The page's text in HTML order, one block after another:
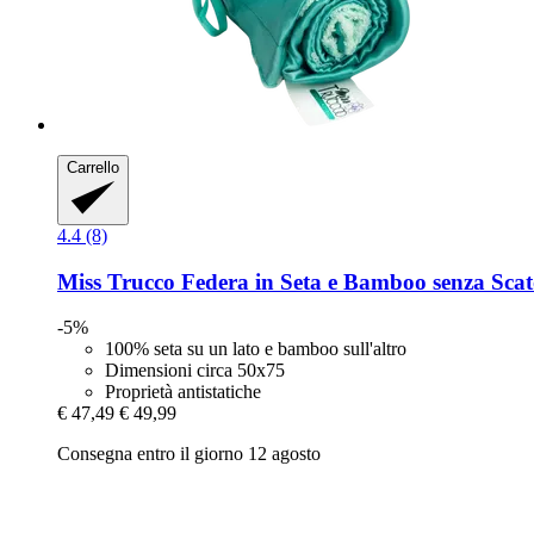
Carrello
4.4 (8)
Miss Trucco Federa in Seta e Bamboo senza
-5%
100% seta su un lato e bamboo sull'altro
Dimensioni circa 50x75
Proprietà antistatiche
€ 47,49 € 49,99
Consegna entro il giorno 12 agosto